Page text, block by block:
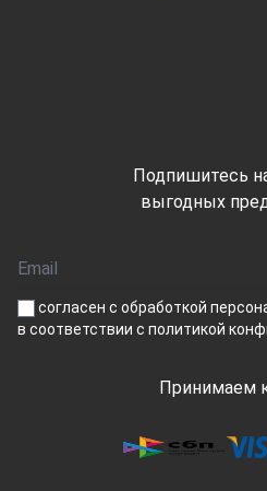
Подпишитесь
выгодных
согласен с обработкой
в соответствии с политикой
Принимаем